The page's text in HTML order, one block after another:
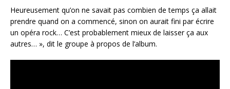
Heureusement qu’on ne savait pas combien de temps ça allait
prendre quand on a commencé, sinon on aurait fini par écrire
un opéra rock… C’est probablement mieux de laisser ça aux
autres… », dit le groupe à propos de l’album.